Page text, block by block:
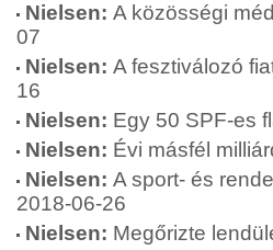
Nielsen: A közösségi
07
Nielsen: A fesztiválozó
16
Nielsen: Egy 50 SPF-es
Nielsen: Évi másfél
Nielsen: A sport- és
2018-06-26
Nielsen: Megőrizte